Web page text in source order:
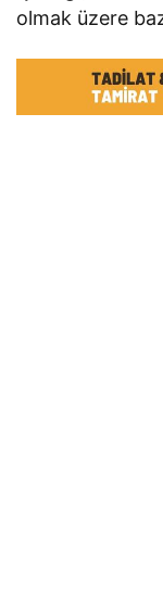
olmak üzere